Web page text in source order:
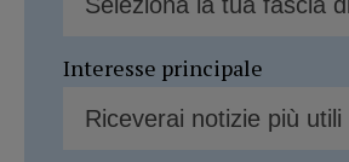
Interesse principale